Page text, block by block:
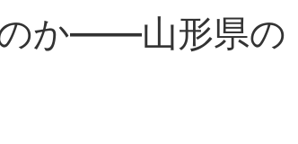
のか――山形県の